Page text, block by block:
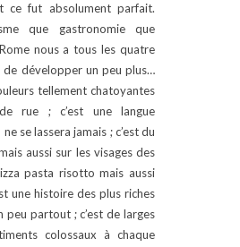
ce fut absolument parfait.
que gastronomie que
nous a tous les quatre
de développer un peu plus…
tellement chatoyantes
rue ; c’est une langue
se lassera jamais ; c’est du
aussi sur les visages des
pasta risotto mais aussi
une histoire des plus riches
peu partout ; c’est de larges
colossaux à chaque